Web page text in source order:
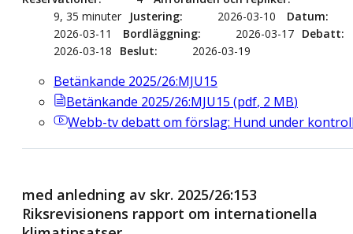
9, 35 minuter
Justering 2026-03-10
Datum
2026-03-11
Bordläggning 2026-03-17 Debatt
2026-03-18
Beslut 2026-03-19
Betänkande 2025/26:MJU15
Betänkande 2025/26:MJU15 (pdf, 2 MB)
Webb-tvdebatt om förslag: Hund under
med anledning av skr. 2025/26:153
Riksrevisionens rapport om internationella